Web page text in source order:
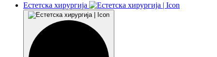
Естетска хирургија